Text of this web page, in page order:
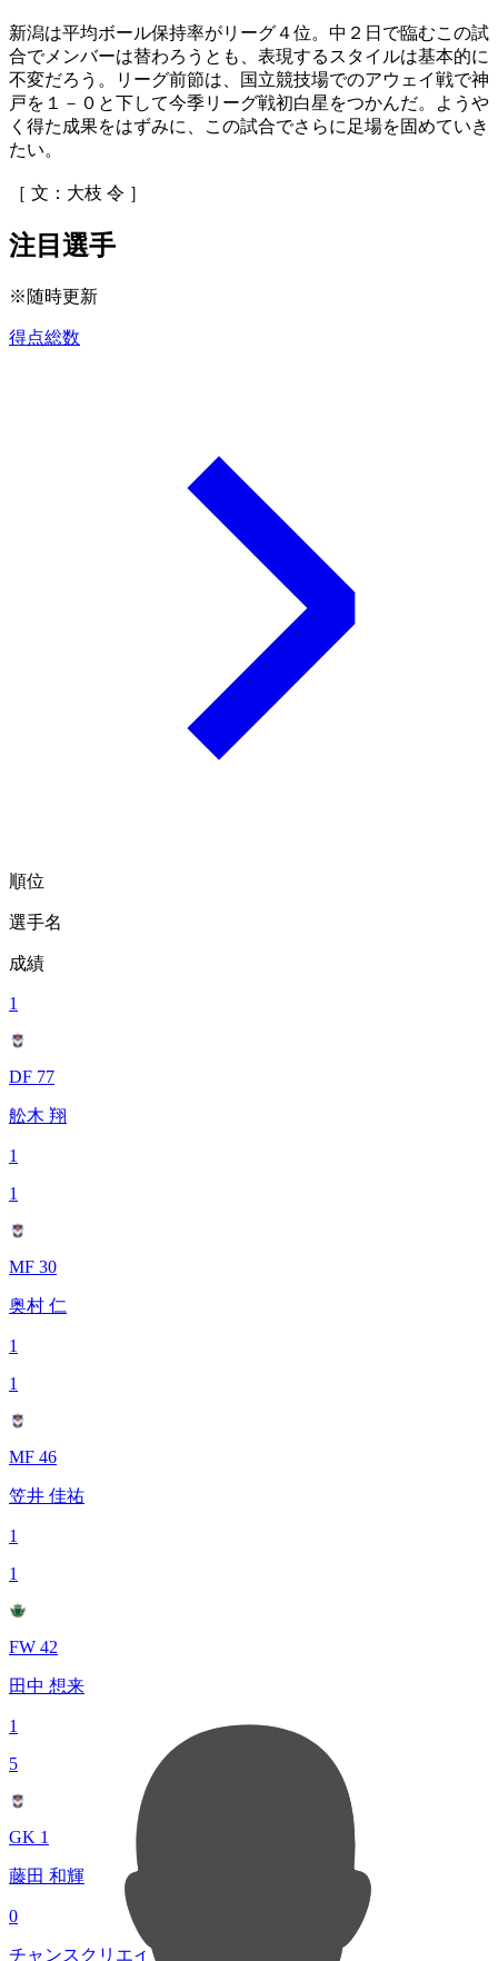
新潟は平均ボール保持率がリーグ４位。中２日で臨むこの試
合でメンバーは替わろうとも、表現するスタイルは基本的に
不変だろう。リーグ前節は、国立競技場でのアウェイ戦で神
戸を１－０と下して今季リーグ戦初白星をつかんだ。ようや
く得た成果をはずみに、この試合でさらに足場を固めていき
たい。
［ 文：大枝 令 ］
注目選手
※随時更新
得点総数
順位
選手名
成績
1
DF 77
舩木 翔
1
1
MF 30
奥村 仁
1
1
MF 46
笠井 佳祐
1
1
FW 42
田中 想来
1
5
GK 1
藤田 和輝
0
チャンスクリエイト総数